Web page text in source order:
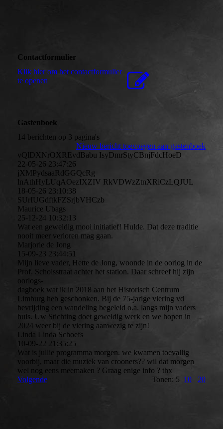
Contactformulier
Klik hier om het contactformulier
te openen
Gastenboek
14 berichten op 3 pagina's
Nieuw bericht toevoegen aan gastenboek
vQlDXNrOXREvdBabu IsyDmrStyCBnjFdcHoeD
22-05-26 23:47:26
jXMPydsaaRdGGQcRg
lnAthHyLUqAOezIXZIV RkVDWzZtnXRiCzLQJUL
18-05-26 23:10:38
SUrIUGdftkFZSrjbVHCzb
Maurice Ubags
25-12-24 10:32:13
Wat een geweldig mooi initiatief! Hulde. Dat deze traditie
nooit meer verloren mag gaan.
Marjorie de Jong
15-09-23 23:44:51
Mijn lieve vader, Hette de Jong, woonde in de oorlog in de
Prof. Scholsstraat achter het station. Daar schreef hij zijn
oorlogs-
dagboek wat ik in 2018 aan het Historisch Centrum
Limburg heb geschonken. Bij de 75-jarige viering vd
bevrijding een wandeling begeleid o.a. langs mijn vaders
huis. Uw Stichting doet geweldig werk en we hopen in
2024 weer bij de viering aanwezig te zijn!
Linda Linda Schoefs
10-09-22 21:35:25
Wat is jullie programma morgen. we kwamen toevallig
voorbij, maar die muziek van crooners?? wil dat morgen
wel nog eens meemaken ? Graag enige info ? thx
Volgende
Tonen: 5 10 20